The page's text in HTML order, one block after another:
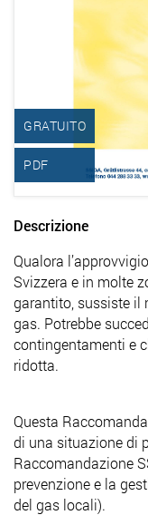
GRATUITO
PDF
Descrizione
Qualora
Svizzera e in molte
garantito, sussiste il
gas. Potrebbe
contingentamenti e
ridotta.
Questa
di una situazione di
Raccomandazione
prevenzione e la
del gas locali).